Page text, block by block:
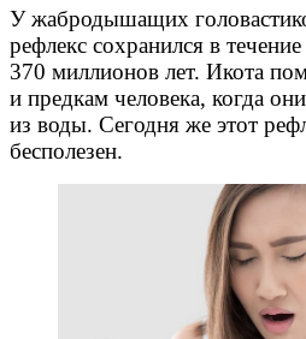
У жабродышащих
рефлекс сохранился в
370 миллионов лет. Икота
и предкам человека, когда
из воды. Сегодня же этот
бесполезен.